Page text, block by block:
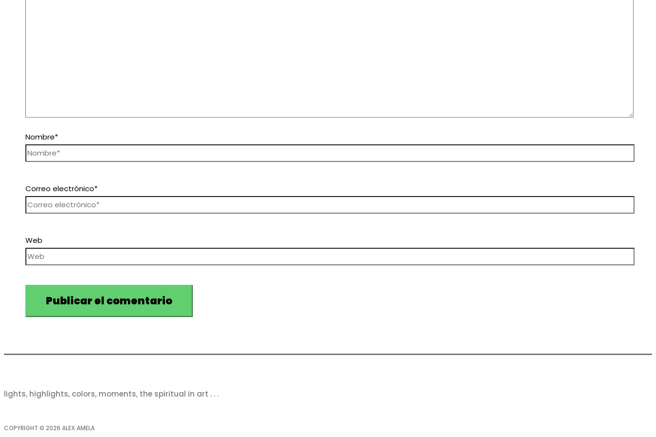
Nombre*
Correo electrónico*
Web
lights, highlights, colors, moments, the spiritual in art . . .
COPYRIGHT © 2026 ALEX AMELA